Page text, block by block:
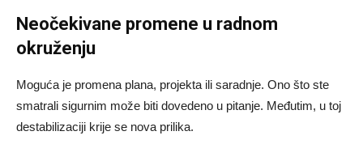
Neočekivane promene u radnom
okruženju
Moguća je promena plana, projekta ili saradnje. Ono što ste
smatrali sigurnim može biti dovedeno u pitanje. Međutim, u toj
destabilizaciji krije se nova prilika.